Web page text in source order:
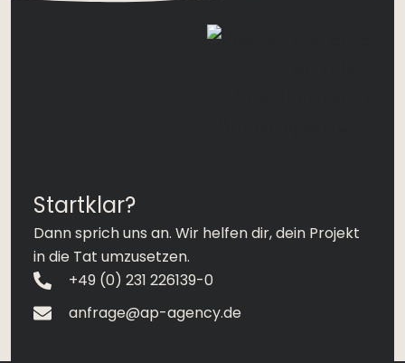
Startklar?
Dann sprich uns an. Wir helfen dir, dein Projekt
in die Tat umzusetzen.
+49 (0) 231 226139-0
anfrage@ap-agency.de